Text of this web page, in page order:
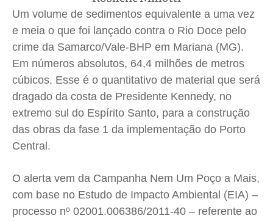
Quem Somos
Expediente
Contato
Anuncie
Termos de Uso
Quem Somos
Expediente
Contato
Anuncie
Termos de Uso
Quem Somos
Expediente
Contato
Anuncie
Termos de Uso
Quem Somos
Expediente
Contato
Anuncie
Termos de Uso
Um volume de sedimentos equivalente a uma vez
e meia o que foi lançado contra o Rio Doce pelo
crime da Samarco/Vale-BHP em Mariana (MG).
Em números absolutos, 64,4 milhões de metros
cúbicos. Esse é o quantitativo de material que será
dragado da costa de Presidente Kennedy, no
extremo sul do Espírito Santo, para a construção
das obras da fase 1 da implementação do Porto
Central.
O alerta vem da Campanha Nem Um Poço a Mais,
com base no Estudo de Impacto Ambiental (EIA) –
processo nº 02001.006386/2011-40 – referente ao